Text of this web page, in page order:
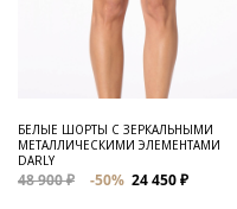
БЕЛЫЕ ШОРТЫ С ЗЕРКАЛЬНЫМИ
МЕТАЛЛИЧЕСКИМИ ЭЛЕМЕНТАМИ
DARLY
48 900 ₽ -50% 24 450 ₽